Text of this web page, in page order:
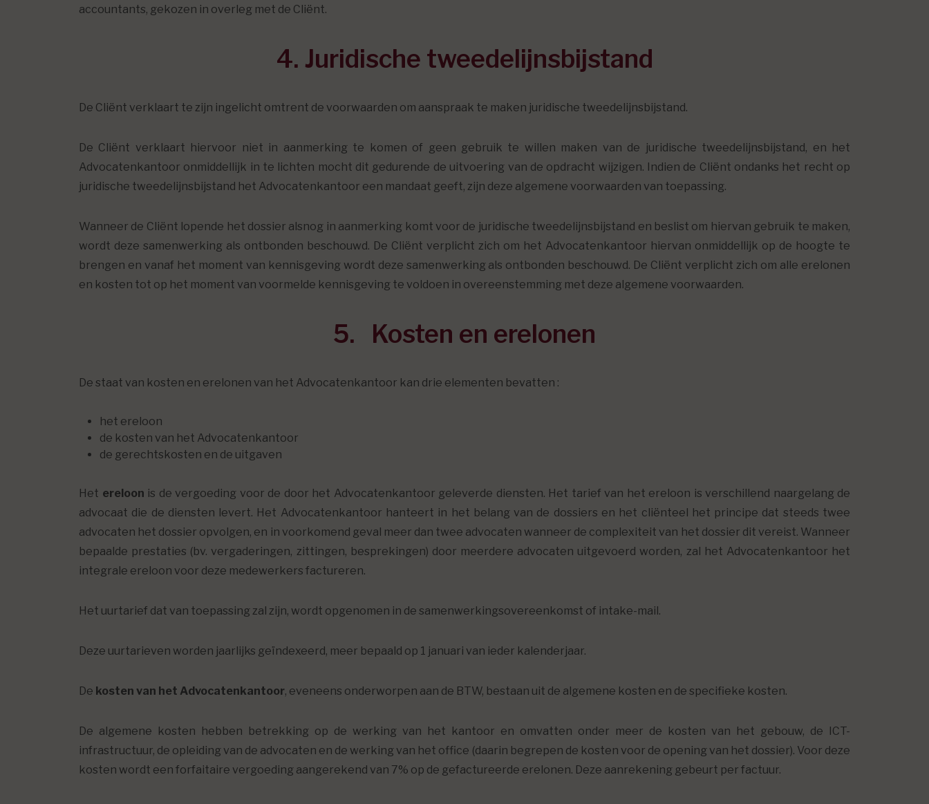
accountants, gekozen in overleg met de Cliënt.
4. Juridische tweedelijnsbijstand
De Cliënt verklaart te zijn ingelicht omtrent de voorwaarden om aanspraak te maken juridische tweedelijnsbijstand.
De Cliënt verklaart hiervoor niet in aanmerking te komen of geen gebruik te willen maken van de juridische tweedelijnsbijstand, en het
Advocatenkantoor onmiddellijk in te lichten mocht dit gedurende de uitvoering van de opdracht wijzigen. Indien de Cliënt ondanks het recht op
juridische tweedelijnsbijstand het Advocatenkantoor een mandaat geeft, zijn deze algemene voorwaarden van toepassing.
Wanneer de Cliënt lopende het dossier alsnog in aanmerking komt voor de juridische tweedelijnsbijstand en beslist om hiervan gebruik te maken,
wordt deze samenwerking als ontbonden beschouwd. De Cliënt verplicht zich om het Advocatenkantoor hiervan onmiddellijk op de hoogte te
brengen en vanaf het moment van kennisgeving wordt deze samenwerking als ontbonden beschouwd. De Cliënt verplicht zich om alle erelonen
en kosten tot op het moment van voormelde kennisgeving te voldoen in overeenstemming met deze algemene voorwaarden.
5. Kosten en erelonen
De staat van kosten en erelonen van het Advocatenkantoor kan drie elementen bevatten :
het ereloon
de kosten van het Advocatenkantoor
de gerechtskosten en de uitgaven
Het ereloon is de vergoeding voor de door het Advocatenkantoor geleverde diensten. Het tarief van het ereloon is verschillend naargelang de
advocaat die de diensten levert. Het Advocatenkantoor hanteert in het belang van de dossiers en het cliënteel het principe dat steeds twee
advocaten het dossier opvolgen, en in voorkomend geval meer dan twee advocaten wanneer de complexiteit van het dossier dit vereist. Wanneer
bepaalde prestaties (bv. vergaderingen, zittingen, besprekingen) door meerdere advocaten uitgevoerd worden, zal het Advocatenkantoor het
integrale ereloon voor deze medewerkers factureren.
Het uurtarief dat van toepassing zal zijn, wordt opgenomen in de samenwerkingsovereenkomst of intake-mail.
Deze uurtarieven worden jaarlijks geïndexeerd, meer bepaald op 1 januari van ieder kalenderjaar.
De kosten van het Advocatenkantoor, eveneens onderworpen aan de BTW, bestaan uit de algemene kosten en de specifieke kosten.
De algemene kosten hebben betrekking op de werking van het kantoor en omvatten onder meer de kosten van het gebouw, de ICT-
infrastructuur, de opleiding van de advocaten en de werking van het office (daarin begrepen de kosten voor de opening van het dossier). Voor deze
kosten wordt een forfaitaire vergoeding aangerekend van 7% op de gefactureerde erelonen. Deze aanrekening gebeurt per factuur.